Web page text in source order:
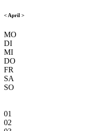
< April >
MO
DI
MI
DO
FR
SA
SO
01
02